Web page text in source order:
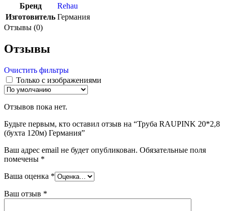
Бренд
Rehau
Изготовитель Германия
Отзывы (0)
Отзывы
Очистить фильтры
Только с изображениями
Отзывов пока нет.
Будьте первым, кто оставил отзыв на “Труба RAUPINK 20*2,8
(бухта 120м) Германия”
Ваш адрес email не будет опубликован. Обязательные поля
помечены *
Ваша оценка *
Ваш отзыв *